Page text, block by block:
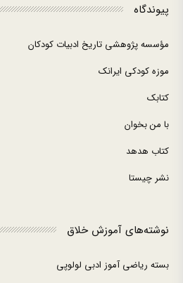
پیوندگاه
مؤسسه پژوهشی تاریخ ادبیات کودکان
موزه کودکی ایرانک
کتابک
با من بخوان
کتاب هدهد
نشر چیستا
نوشته‌های آموزش خلاق
بسته ریاضی آموز ادبی لولوپی